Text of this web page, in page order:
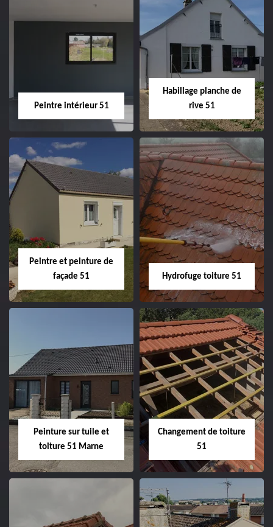
51
Nettoyage et
ravalement de
façade 51
Peintre intérieur 51
Peintre intérieur
Habillage planche de
rive 51
Habillage planche
de rive 51
Peintre et peinture de
façade 51
Peintre et peinture
de façade 51
Hydrofuge toiture 51
Hydrofuge toiture
51
Peinture sur tuile et
toiture 51 Marne
Changement de toiture
51